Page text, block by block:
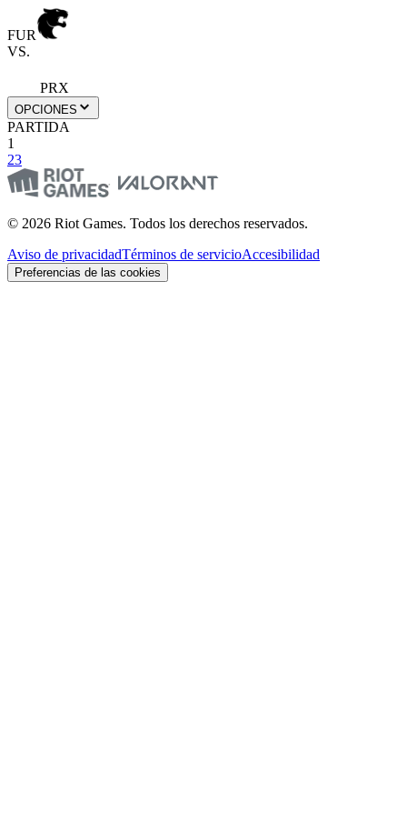
FUR
VS.
PRX
OPCIONES
PARTIDA
1
23
© 2026 Riot Games. Todos los derechos reservados.
Aviso de privacidadTérminos de servicioAccesibilidad
Preferencias de las cookies